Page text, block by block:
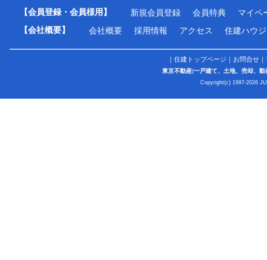
【会員登録・会員様用】
新規会員登録 会員特典
マイペ
【会社概要】
会社概要 採用情報 アクセス 住建ハウ
｜ 住建トップページ ｜ お問合せ ｜
東京不動産(一戸建て、土地、売却、動
Copyright(c) 1997-2026